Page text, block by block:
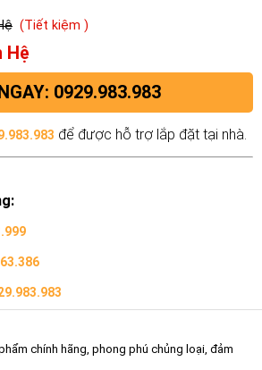
(Tiết kiệm )
Hệ
0929.983.983
để được hỗ trợ lắp đặt tại nhà.
chính hãng, phong phú chủng loại, đảm